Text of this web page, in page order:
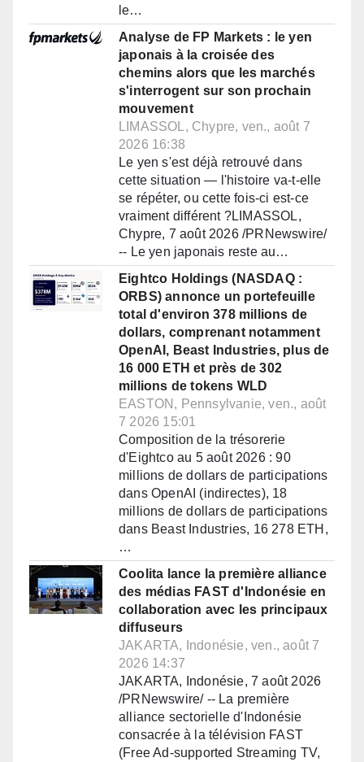
le…
Analyse de FP Markets : le yen
japonais à la croisée des
chemins alors que les marchés
s'interrogent sur son prochain
mouvement
LIMASSOL, Chypre, ven., août 7
2026 16:38
Le yen s'est déjà retrouvé dans
cette situation — l'histoire va-t-elle
se répéter, ou cette fois-ci est-ce
vraiment différent ?LIMASSOL,
Chypre, 7 août 2026 /PRNewswire/
-- Le yen japonais reste au…
Eightco Holdings (NASDAQ :
ORBS) annonce un portefeuille
total d'environ 378 millions de
dollars, comprenant notamment
OpenAI, Beast Industries, plus de
16 000 ETH et près de 302
millions de tokens WLD
EASTON, Pennsylvanie, ven., août
7 2026 15:01
Composition de la trésorerie
d'Eightco au 5 août 2026 : 90
millions de dollars de participations
dans OpenAI (indirectes), 18
millions de dollars de participations
dans Beast Industries, 16 278 ETH,
…
Coolita lance la première alliance
des médias FAST d'Indonésie en
collaboration avec les principaux
diffuseurs
JAKARTA, Indonésie, ven., août 7
2026 14:37
JAKARTA, Indonésie, 7 août 2026
/PRNewswire/ -- La première
alliance sectorielle d'Indonésie
consacrée à la télévision FAST
(Free Ad-supported Streaming TV,